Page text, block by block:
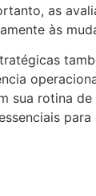
as
às
sua rotina